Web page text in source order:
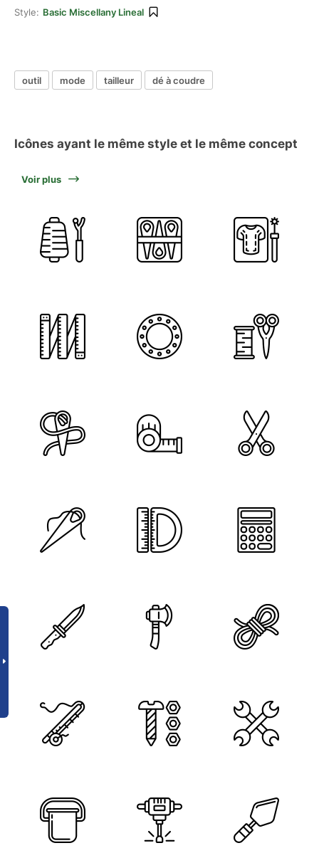
Style: Basic Miscellany Lineal
outil mode tailleur dé à coudre
Icônes ayant le même style et le même concept
Voir plus